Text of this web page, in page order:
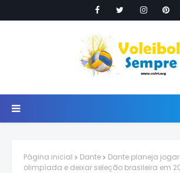
Página inicial Dante
Dante planeja
olimpíada e deixar seleção brasileira em